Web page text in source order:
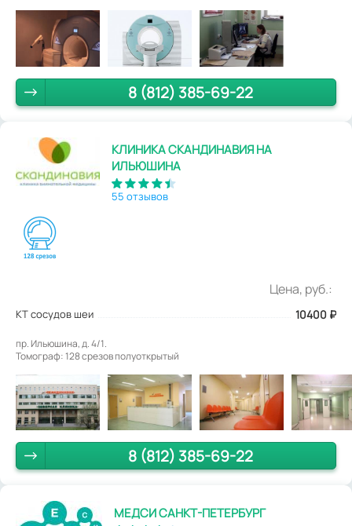
8 (812) 385-69-22
КЛИНИКА СКАНДИНАВИЯ НА
ИЛЬЮШИНА
55 отзывов
Цена, руб.:
КТ сосудов шеи 10400 ₽
пр. Ильюшина, д. 4/1.
Томограф: 128 срезов полуоткрытый
8 (812) 385-69-22
МЕДСИ САНКТ-ПЕТЕРБУРГ